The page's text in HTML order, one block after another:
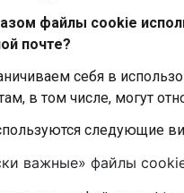
файлы cookie
почте?
себя в
в том числе, могут
следующие
важные» файлы